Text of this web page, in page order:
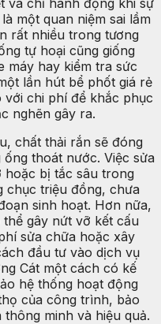
một quan niệm sai lầm
rất nhiều trong tương
tự hoại cũng giống
máy hay kiểm tra sức
lần hút bể phốt giá rẻ
chi phí để khắc phục
nghẽn gây ra.
chất thải rắn sẽ đóng
thoát nước. Việc sửa
bị tắc sâu trong
chục triệu đồng, chưa
sinh hoạt. Hơn nữa,
gây nứt vỡ kết cấu
sửa chữa hoặc xây
đầu tư vào dịch vụ
Cát một cách có kế
hệ thống hoạt động
của công trình, bảo
minh và hiệu quả.